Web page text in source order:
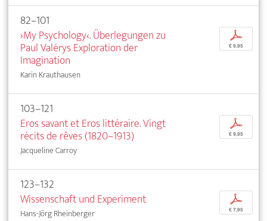
82–101
›My Psychology‹. Überlegungen zu
Paul Valérys Exploration der
Imagination
Karin Krauthausen
p
€ 9,95
103–121
Eros savant et Eros littéraire. Vingt
récits de rêves (1820–1913)
Jacqueline Carroy
p
€ 9,95
123–132
Wissenschaft und Experiment
Hans-Jörg Rheinberger
p
€ 7,95